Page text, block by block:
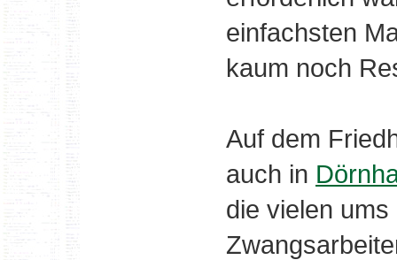
einfachsten
kaum noch
Auf dem
auch in
die vielen